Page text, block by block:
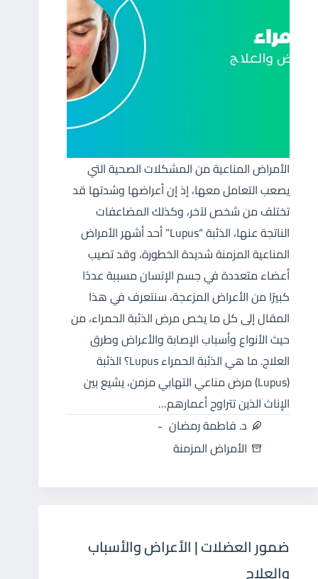
الأمراض المناعية من المشكلات الصحية التي
يصعب التعامل معها، إذ إن أعراضها وشدتها قد
تختلف من شخص لآخر، وكذلك المضاعفات
الناتجة عنها، الذئبة “Lupus” أحد أشهر الأمراض
المناعية المزمنة شديدة الخطورة، وقد تصيب
أعضاء متعددة في جسم الإنسان مسببة عددًا
كبيرًا من الأعراض المزعجة، سنتعرف في هذا
المقال إلى كل ما يخص مرض الذئبة الحمراء، من
حيث الأنواع وأسباب الإصابة والأعراض وطرق
العلاج. ما هي الذئبة الحمراء Lupus؟ الذئبة
(Lupus) مرض مناعي التهابي مزمن، يشيع بين
الإناث الذين تتراوح أعمارهم…
د. فاطمة رمضان
الأمراض المزمنة
ضمور العضلات | الأعراض والأسباب
والعلاج